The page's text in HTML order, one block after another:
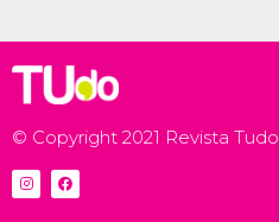
© Copyright 2021 Revista Tudo